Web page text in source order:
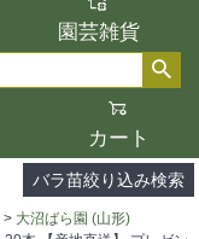
園芸雑貨
カート
バラ苗絞り込み検索
り込み検索が可能
する品種のみ検索
ドなどは1つずつ選
大沼ばら園 (山形)